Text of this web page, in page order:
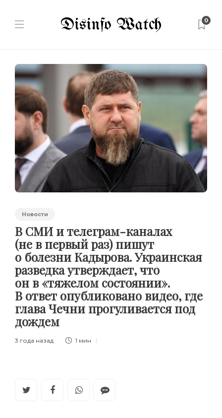
0
Новости
В СМИ и телеграм-каналах
(не в первый раз) пишут
о болезни Кадырова. Украинская
разведка утверждает, что
он в «тяжелом состоянии».
В ответ опубликовано видео, где
глава Чечни прогуливается под
дождем
3 года назад 1 мин